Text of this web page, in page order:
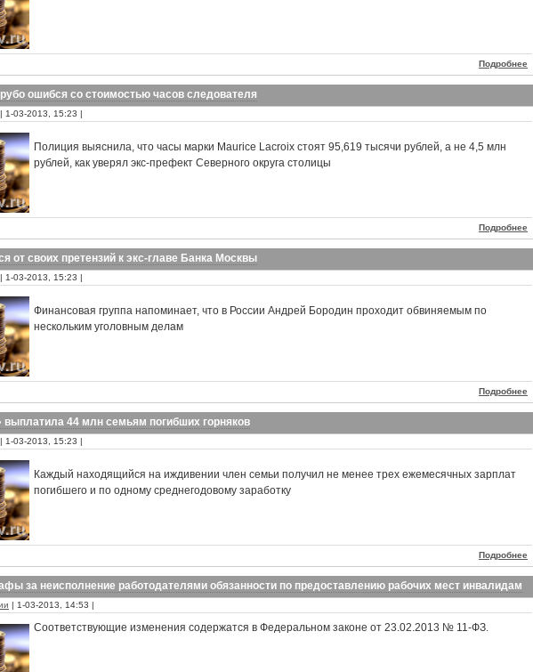
Подробнее
ошибся со стоимостью часов следователя
| 1-03-2013, 15:23 |
Полиция выяснила, что часы марки Maurice Lacroix стоят 95,619 тысячи рублей, а не 4,5 млн
рублей, как уверял экс-префект Северного округа столицы
Подробнее
от своих претензий к экс-главе Банка Москвы
| 1-03-2013, 15:23 |
Финансовая группа напоминает, что в России Андрей Бородин проходит обвиняемым по
нескольким уголовным делам
Подробнее
выплатила 44 млн семьям погибших горняков
| 1-03-2013, 15:23 |
Каждый находящийся на иждивении член семьи получил не менее трех ежемесячных зарплат
погибшего и по одному среднегодовому заработку
Подробнее
за неисполнение работодателями обязанности по предоставлению рабочих мест инвалидам
| 1-03-2013, 14:53 |
Соответствующие изменения содержатся в Федеральном законе от 23.02.2013 № 11-ФЗ.